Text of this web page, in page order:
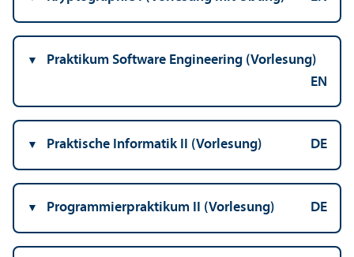
Praktikum Software Engineering (Vorlesung)
EN
Praktische Informatik II (Vorlesung) DE
Programmier­praktikum II (Vorlesung) DE